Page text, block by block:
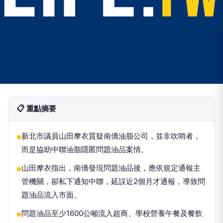
📋 重點摘要
●新北市議員山田摩衣質疑南僑油脂公司，並非吹哨者，
而是協助中聯油脂隱匿問題油品案情。
●山田摩衣指出，南僑發現問題油品後，應依規定通報主
管機關，卻私下通知中聯，延誤近2個月才通報，導致問
題油品流入市面。
●問題油品至少1600公噸流入超商、學校營養午餐及餐飲